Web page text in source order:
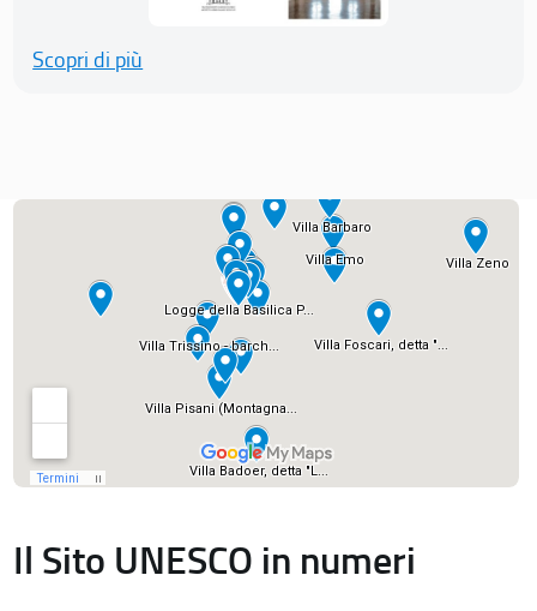
Scopri di più
Il Sito UNESCO in numeri